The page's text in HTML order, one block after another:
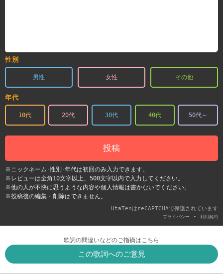
性別
男性 女性 その他
年代
10代 20代 30代 40代 50代～
投稿
※ニックネーム･性別･年代は初回のみ入力できます。
※レビューは全角10文字以上、500文字以内で入力してください。
※他の人が不快に思うような内容や個人情報は書かないでください。
※投稿後の編集・削除はできません。
UtaTenはreCAPTCHAで保護されています
プライバシー - 利用契約
歌詞の間違いなどのご指摘はこちら
この歌詞へのご意見